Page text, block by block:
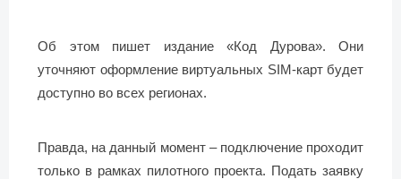
Об этом пишет издание «Код Дурова». Они
уточняют оформление виртуальных SIM-карт будет
доступно во всех регионах.
Правда, на данный момент – подключение проходит
только в рамках пилотного проекта. Подать заявку